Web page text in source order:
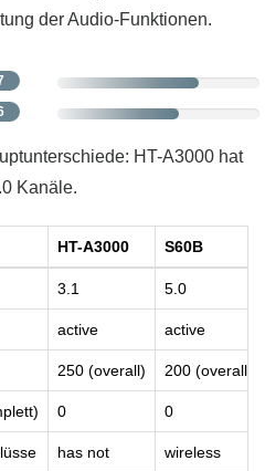
der Audio-Funktionen.
HT-A3000 hat
Kanäle.
HT-A3000 S60B
3.1 5.0
active active
250 (overall) 200 (overall)
0 0
has not wireless